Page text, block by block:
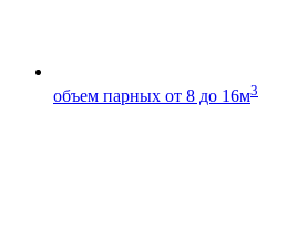
объем парных от 8 до 16м3